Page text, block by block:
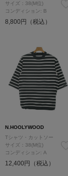
サイズ：38(M位)
コンディション: B
8,800円（税込）
N.HOOLYWOOD
Tシャツ・カットソー
サイズ：38(M位)
コンディション: A
12,400円（税込）